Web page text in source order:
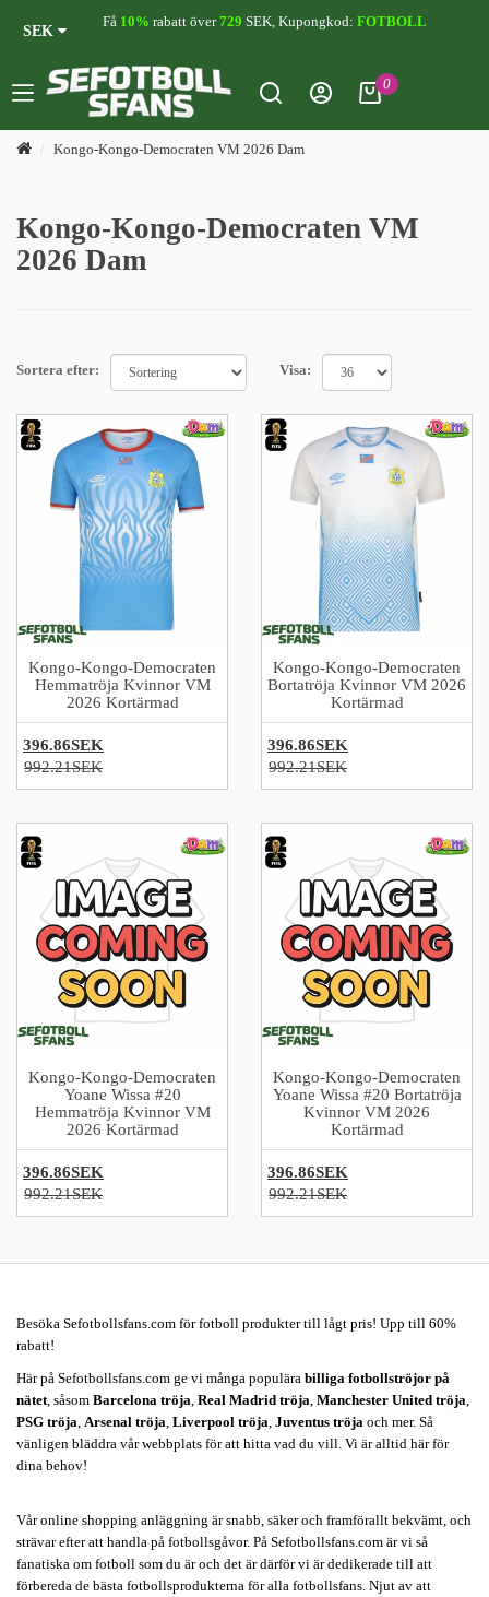
SEK
Få 10% rabatt över729 SEK, Kupongkod: FOTBOLL
0
Kongo-Kongo-Democraten VM 2026 Dam
Kongo-Kongo-Democraten VM
2026 Dam
Sortera efter: Visa:
Kongo-Kongo-Democraten
Hemmatröja Kvinnor VM
2026 Kortärmad
396.86SEK
992.21SEK
Kongo-Kongo-Democraten
Bortatröja Kvinnor VM 2026
Kortärmad
396.86SEK
992.21SEK
Kongo-Kongo-Democraten
Yoane Wissa #20
Hemmatröja Kvinnor VM
2026 Kortärmad
396.86SEK
992.21SEK
Kongo-Kongo-Democraten
Yoane Wissa #20 Bortatröja
Kvinnor VM 2026
Kortärmad
396.86SEK
992.21SEK
Besöka Sefotbollsfans.com för fotboll produkter till lågt pris! Upp till 60%
rabatt!
Här på Sefotbollsfans.com ge vi många populära billiga fotbollströjor på
nätet , såsom Barcelona tröja Real Madrid tröja Manchester United tröja
PSG tröja Arsenal tröja Liverpool tröja Juventus tröja och mer. Så
vänligen bläddra vår webbplats för att hitta vad du vill. Vi är alltid här för
dina behov!
Vår online shopping anläggning är snabb, säker och framförallt bekvämt, och
strävar efter att handla på fotbollsgåvor. På Sefotbollsfans.com är vi så
fanatiska om fotboll som du är och det är därför vi är dedikerade till att
förbereda de bästa fotbollsprodukterna för alla fotbollsfans. Njut av att